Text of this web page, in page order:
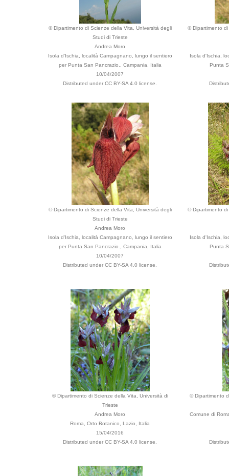
© Dipartimento di Scienze della Vita, Università degli
Studi di Trieste
Andrea Moro
Isola d'Ischia, località Campagnano, lungo il sentiero
per Punta San Pancrazio., Campania, Italia
10/04/2007
Distributed under CC BY-SA 4.0 license.
© Dipartimento
Isola d'Ischia,
Punta
© Dipartimento di Scienze della Vita, Università degli
Studi di Trieste
Andrea Moro
Isola d'Ischia, località Campagnano, lungo il sentiero
per Punta San Pancrazio., Campania, Italia
10/04/2007
Distributed under CC BY-SA 4.0 license.
© Dipartimento
Isola d'Ischia,
Punta
© Dipartimento di Scienze della Vita, Università di
Trieste
Andrea Moro
Roma, Orto Botanico, Lazio, Italia
15/04/2016
Distributed under CC BY-SA 4.0 license.
© Dipartimento
Comune di